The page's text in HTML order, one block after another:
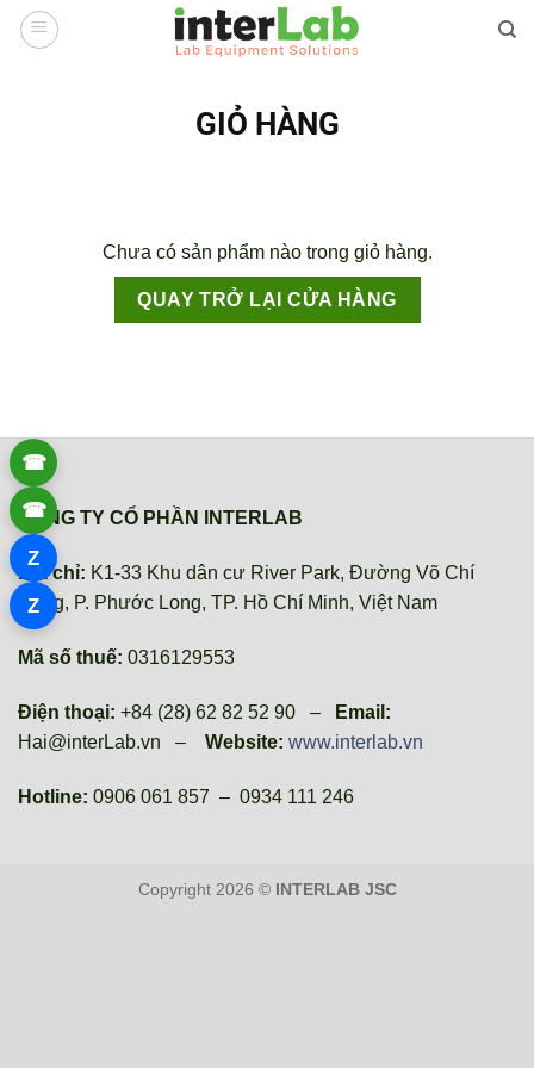
qua
GIỎ HÀNG
Chưa có sản phẩm nào trong giỏ hàng.
QUAY TRỞ LẠI CỬA HÀNG
CÔNG TY CỔ PHẦN INTERLAB
Địa chỉ: K1-33 Khu dân cư River Park, Đường Võ Chí
Công, P. Phước Long, TP. Hồ Chí Minh, Việt Nam
Mã số thuế: 0316129553
Điện thoại: +84 (28) 62 82 52 90 –
Email:
Hai@interLab.vn – Website: www.interlab.vn
Hotline: 0906 061 857 – 0934 111 246
Copyright 2026 © INTERLAB JSC
☎
☎
Z
Z